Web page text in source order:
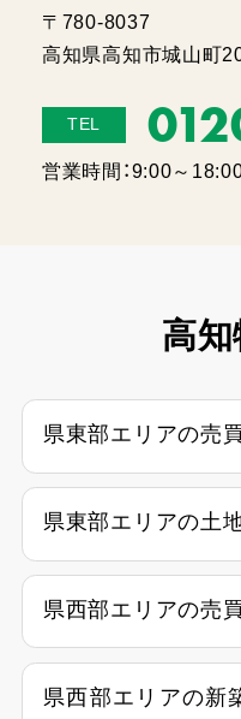
〒780-8037
高知県高知市城山町
TEL
営業時間：9:00～18:00
高
県東部エリアの売
県東部エリアの土
県西部エリアの売
県西部エリアの新